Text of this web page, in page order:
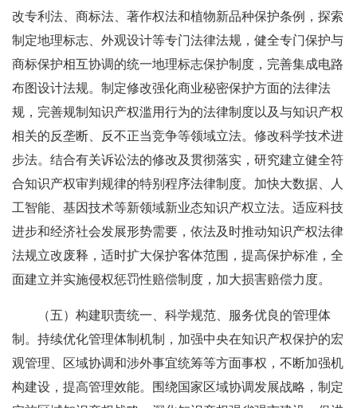
改专利法、商标法、著作权法和植物新品种保护条例，探索
制定地理标志、外观设计等专门法律法规，健全专门保护与
商标保护相互协调的统一地理标志保护制度，完善集成电路
布图设计法规。制定修改强化商业秘密保护方面的法律法
规，完善规制知识产权滥用行为的法律制度以及与知识产权
相关的反垄断、反不正当竞争等领域立法。修改科学技术进
步法。结合有关诉讼法的修改及贯彻落实，研究建立健全符
合知识产权审判规律的特别程序法律制度。加快大数据、人
工智能、基因技术等新领域新业态知识产权立法。适应科技
进步和经济社会发展形势需要，依法及时推动知识产权法律
法规立改废释，适时扩大保护客体范围，提高保护标准，全
面建立并实施侵权惩罚性赔偿制度，加大损害赔偿力度。
（五）构建职责统一、科学规范、服务优良的管理体
制。持续优化管理体制机制，加强中央在知识产权保护的宏
观管理、区域协调和涉外事宜统筹等方面事权，不断加强机
构建设，提高管理效能。围绕国家区域协调发展战略，制定